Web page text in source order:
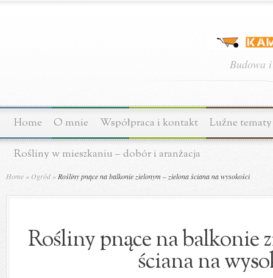
Budowa
Home O mnie Współpraca i kontakt Luźne tematy
Rośliny w mieszkaniu – dobór i aranżacja
Home » Ogród » Rośliny pnące na balkonie zielonym – zielona ściana na wysokości
Rośliny pnące na balkonie
ściana na